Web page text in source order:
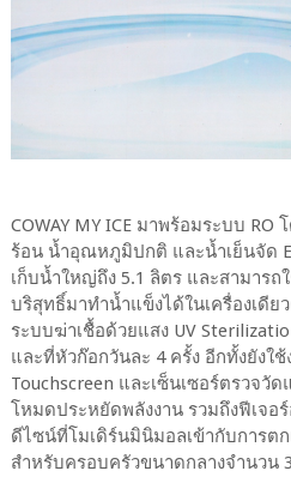
COWAY MY ICE มาพร้อมระบบ
ร้อน น้ำอุณหภูมิปกติ และน้ำเย็นจัด
เก็บน้ำใหญ่ถึง 5.1 ลิตร และสามาร
บริสุทธิ์มาทำน้ำแข็งได้ในเครื่องเดี
ระบบฆ่าเชื้อด้วยแสง UV
และที่หัวก๊อกวันละ 4 ครั้ง อีกทั้งยังใ
Touchscreen และเซ็นเซอร์ตรวจวัด
โหมดประหยัดพลังงาน รวมถึงฟีเจอ
ดีไซน์ที่โมเดิร์นมินิมอลเข้ากับการต
สำหรับครอบครัวขนาดกลางจำนวน